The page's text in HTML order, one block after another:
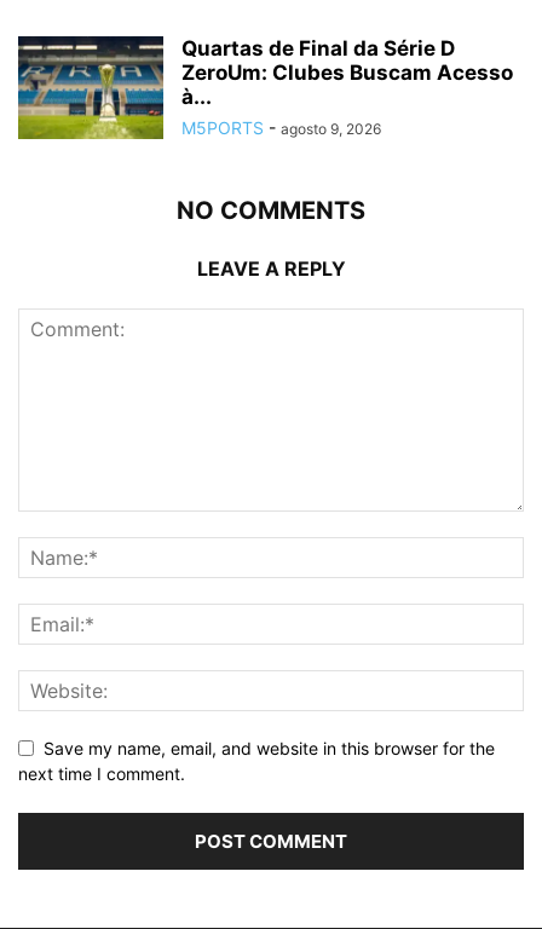
Quartas de Final da Série D
ZeroUm: Clubes Buscam Acesso
à...
M5PORTS - agosto 9, 2026
NO COMMENTS
LEAVE A REPLY
Save my name, email, and website in this browser for the
next time I comment.